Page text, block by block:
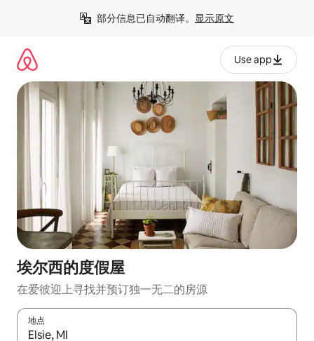
部分信息已自动翻译。 显示原文
Use app
埃尔西的度假屋
在爱彼迎上寻找并预订独一无二的房源
地点
如有搜索结果，请使用上下方向键查看，或通过点击或滑动手势